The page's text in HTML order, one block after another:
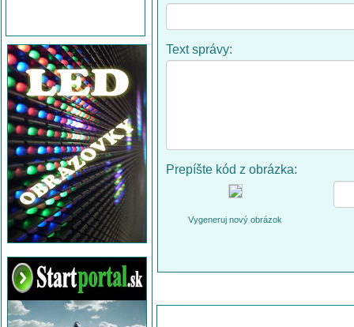
Text správy:
Prepíšte kód z obrázka:
Vygeneruj nový obrázok